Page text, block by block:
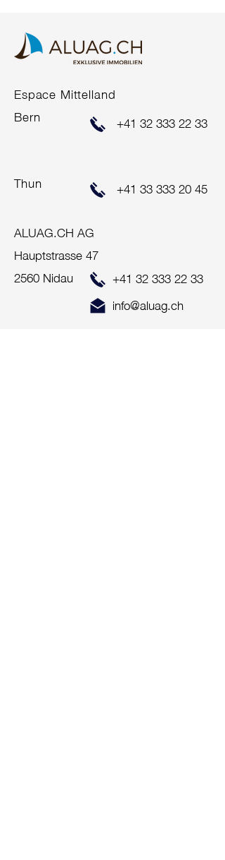
Espace Mittelland
Bern
+41 32 333 22 33
Thun
+41 33 333 20 45
ALUAG.CH AG
Hauptstrasse 47
2560 Nidau
+41 32 333 22 33
info@aluag.ch